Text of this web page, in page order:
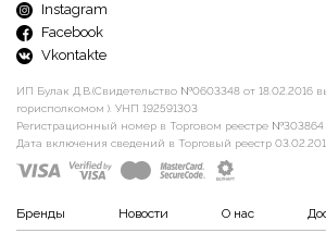
Instagram
Facebook
Vkontakte
ИП Булак Д.В.(Свидетельство №0603348 от 18.02.2016
горисполкомом ). УНП 192591303
Регистрационный номер в Торговом реестре №303864
Дата включения сведений в Торговый реестр
Бренды Новости О нас